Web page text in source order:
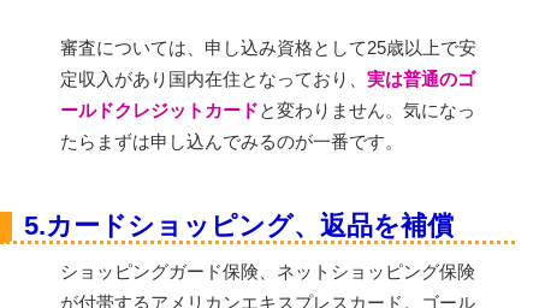
審査については、申し込み資格として25歳以上で安
定収入があり国内在住となっており、 実は普通のゴ
ールドクレジットカードと変わりません。気になっ
たらまずは申し込んでみるのが一番です。
5.カードショッピング、返品を補償
ショッピングガード保険、ネットショッピング保険
が付帯するアメリカンエキスプレスカード。ゴール